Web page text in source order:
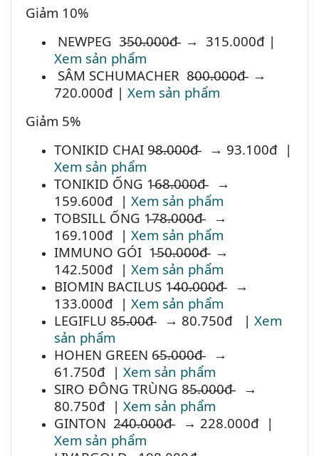
Giảm 10%
NEWPEG 3̵5̵0̵.̵0̵0̵0̵đ̵ → 315.000đ |
Xem sản phẩm
SÂM SCHUMACHER 8̵0̵0̵.̵0̵0̵0̵đ̵ →
720.000đ | Xem sản phẩm
Giảm 5%
TONIKID CHAI 9̵8̵.̵0̵0̵0̵đ̵ → 93.100đ |
Xem sản phẩm
TONIKID ỐNG 1̵6̵8̵.̵0̵0̵0̵đ̵ →
159.600đ | Xem sản phẩm
TOBSILL ỐNG 1̵7̵8̵.̵0̵0̵0̵đ̵ →
169.100đ | Xem sản phẩm
IMMUNO GÓI 1̵5̵0̵.̵0̵0̵0̵đ̵ →
142.500đ | Xem sản phẩm
BIOMIN BACILUS 1̵4̵0̵.̵0̵0̵0̵đ̵ →
133.000đ | Xem sản phẩm
LEGIFLU 8̵5̵.̵0̵0̵đ̵ → 80.750đ | Xem
sản phẩm
HOHEN GREEN 6̵5̵.̵0̵0̵0̵đ̵ →
61.750đ | Xem sản phẩm
SIRO ĐÔNG TRÙNG 8̵5̵.̵0̵0̵0̵đ̵ →
80.750đ | Xem sản phẩm
GINTON 2̵4̵0̵.̵0̵0̵0̵đ̵ → 228.000đ |
Xem sản phẩm